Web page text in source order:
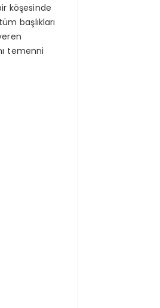
köşesinde
başlıkları
temenni